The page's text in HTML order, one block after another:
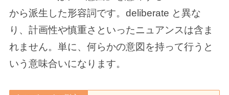
から派生した形容詞です。deliberate と異な
り、計画性や慎重さといったニュアンスは含ま
れません。単に、何らかの意図を持って行うと
いう意味合いになります。